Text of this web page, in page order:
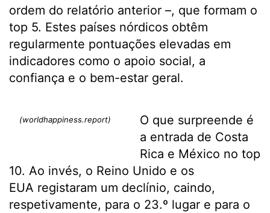
ordem do relatório anterior –, que formam o
top 5. Estes países nórdicos obtêm
regularmente pontuações elevadas em
indicadores como o apoio social, a
confiança e o bem-estar geral.
(worldhappiness.report)
O que surpreende é
a entrada de Costa
Rica e México no top
10. Ao invés, o Reino Unido e os
EUA registaram um declínio, caindo,
respetivamente, para o 23.º lugar e para o